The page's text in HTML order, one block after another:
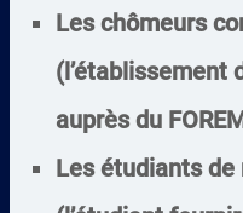
Les chômeurs
(l’établissement
auprès du
Les étudiants de